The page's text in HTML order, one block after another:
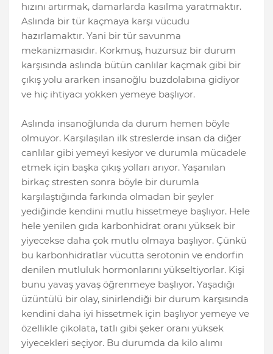
hızını artırmak, damarlarda kasılma yaratmaktır.
Aslında bir tür kaçmaya karşı vücudu
hazırlamaktır. Yani bir tür savunma
mekanizmasıdır. Korkmuş, huzursuz bir durum
karşısında aslında bütün canlılar kaçmak gibi bir
çıkış yolu ararken insanoğlu buzdolabına gidiyor
ve hiç ihtiyacı yokken yemeye başlıyor.
Aslında insanoğlunda da durum hemen böyle
olmuyor. Karşılaşılan ilk streslerde insan da diğer
canlılar gibi yemeyi kesiyor ve durumla mücadele
etmek için başka çıkış yolları arıyor. Yaşanılan
birkaç stresten sonra böyle bir durumla
karşılaştığında farkında olmadan bir şeyler
yediğinde kendini mutlu hissetmeye başlıyor. Hele
hele yenilen gıda karbonhidrat oranı yüksek bir
yiyecekse daha çok mutlu olmaya başlıyor. Çünkü
bu karbonhidratlar vücutta serotonin ve endorfin
denilen mutluluk hormonlarını yükseltiyorlar. Kişi
bunu yavaş yavaş öğrenmeye başlıyor. Yaşadığı
üzüntülü bir olay, sinirlendiği bir durum karşısında
kendini daha iyi hissetmek için başlıyor yemeye ve
özellikle çikolata, tatlı gibi şeker oranı yüksek
yiyecekleri seçiyor. Bu durumda da kilo alımı